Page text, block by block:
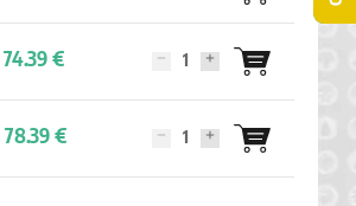
74.39 €
78.39 €